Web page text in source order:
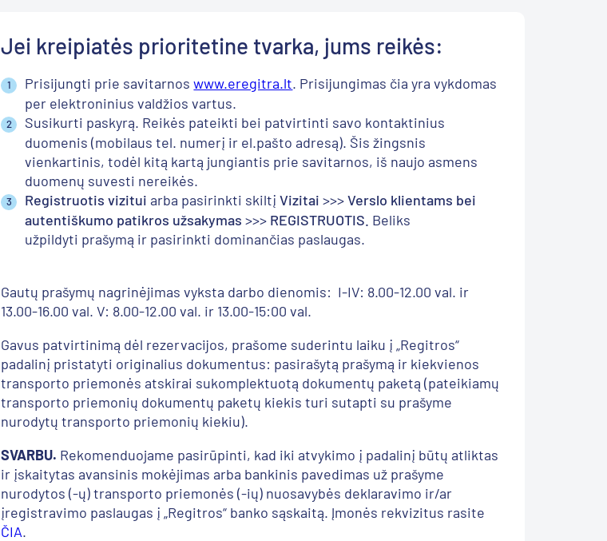
Jei kreipiatės prioritetine tvarka, jums reikės:
Prisijungti prie savitarnoswww.eregitra.lt. Prisijungimas čia yra vykdomas
per elektroninius valdžios vartus.
Susikurti paskyrą. Reikės pateikti bei patvirtinti savo kontaktinius
duomenis (mobilaus tel. numerį ir el.pašto adresą). Šis žingsnis
vienkartinis, todėl kitą kartą jungiantis prie savitarnos, iš naujo asmens
duomenų suvesti nereikės.
Registruotis vizitui arba pasirinkti skiltįVizitai>>>Verslo klientams bei
autentiškumo patikros užsakymas>>> REGISTRUOTIS. Beliks
užpildyti prašymą ir pasirinkti dominančias paslaugas.
Gautų prašymų nagrinėjimas vyksta darbo dienomis: I-IV: 8.00-12.00 val. ir
13.00-16.00 val. V: 8.00-12.00 val. ir 13.00-15:00 val.
Gavus patvirtinimą dėl rezervacijos, prašome suderintu laiku į „Regitros“
padalinį pristatyti originalius dokumentus: pasirašytą prašymą ir kiekvienos
transporto priemonės atskirai sukomplektuotą dokumentų paketą (pateikiamų
transporto priemonių dokumentų paketų kiekis turi sutapti su prašyme
nurodytų transporto priemonių kiekiu).
SVARBU. Rekomenduojame pasirūpinti, kad iki atvykimo į padalinį būtų atliktas
ir įskaitytas avansinis mokėjimas arba bankinis pavedimas už prašyme
nurodytos (-ų) transporto priemonės (-ių) nuosavybės deklaravimo ir/ar
įregistravimo paslaugas į „Regitros“ banko sąskaitą. Įmonės rekvizitus rasite
ČIA.